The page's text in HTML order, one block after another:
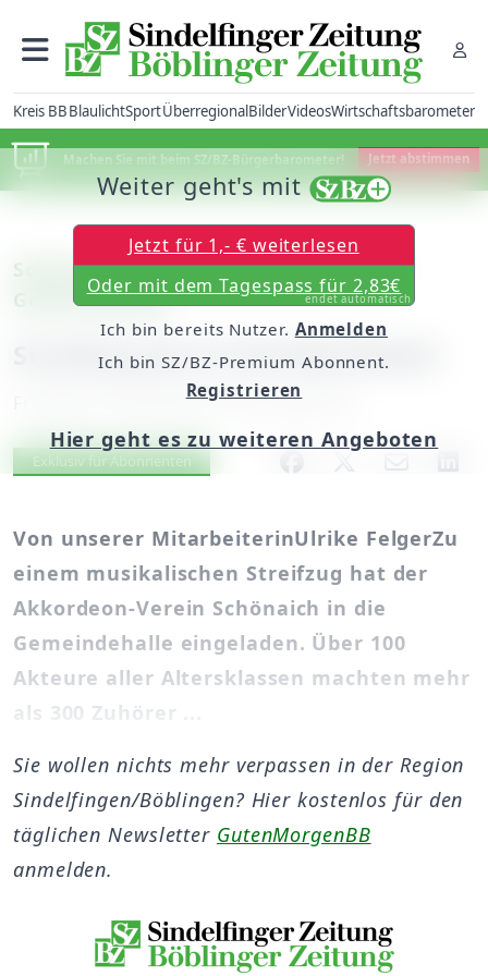
Kreis BBBlaulichtSportÜberregionalBilderVideosWirtschaftsbarometer
Machen Sie mit beim SZ/BZ-Bürgerbarometer! Jetzt abstimmen
Schönaich: Akkordeon-Konzert in der
Gemeindehalle
Streifzug durch die Musikwelt
Freitag, 30. November 2007, 00:00 Uhr
Artikel vorlesen
Exklusiv für Abonnenten
Von unserer MitarbeiterinUlrike FelgerZu
einem musikalischen Streifzug hat der
Akkordeon-Verein Schönaich in die
Gemeindehalle eingeladen. Über 100
Akteure aller Altersklassen machten mehr
als 300 Zuhörer ...
Weiter geht's mit
Jetzt für 1,- € weiterlesen
Oder mit dem Tagespass für 2,83€
endet automatisch
Ich bin bereits Nutzer. Anmelden
Ich bin SZ/BZ-Premium Abonnent.
Registrieren
Hier geht es zu weiteren Angeboten
Sie wollen nichts mehr verpassen in der Region
Sindelfingen/Böblingen? Hier kostenlos für den
täglichen Newsletter GutenMorgenBB
anmelden.